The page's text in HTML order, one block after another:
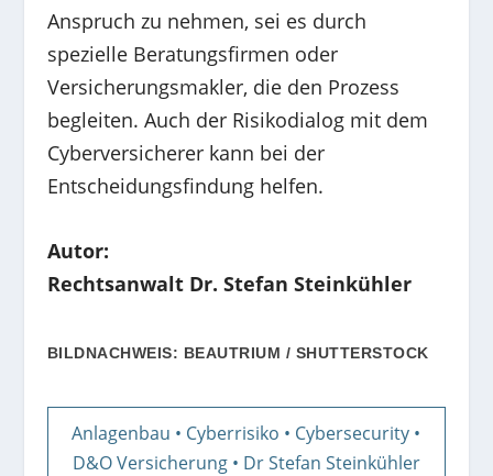
Anspruch zu nehmen, sei es durch
spezielle Beratungsfirmen oder
Versicherungsmakler, die den Prozess
begleiten. Auch der Risikodialog mit dem
Cyberversicherer kann bei der
Entscheidungsfindung helfen.
Autor:
Rechtsanwalt Dr. Stefan Steinkühler
BILDNACHWEIS: BEAUTRIUM / SHUTTERSTOCK
Anlagenbau • Cyberrisiko • Cybersecurity •
D&O Versicherung• Dr Stefan Steinkühler